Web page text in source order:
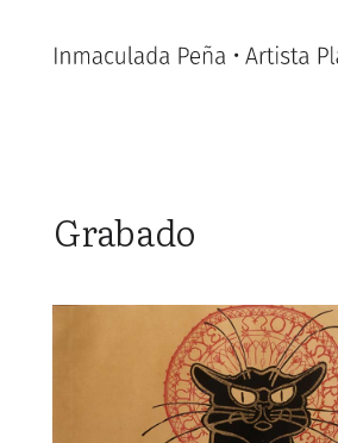
Grabado